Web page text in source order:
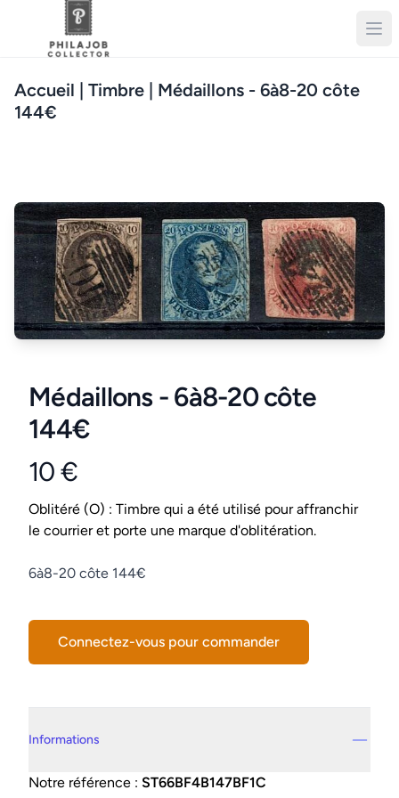
Accueil | Timbre | Médaillons - 6à8-20 côte
144€
Médaillons - 6à8-20 côte
144€
Product information
10 €
Conditions
Oblitéré (O) : Timbre qui a été utilisé pour affranchir
le courrier et porte une marque d'oblitération.
Description
6à8-20 côte 144€
Connectez-vous pour commander
Informations
Notre référence : ST66BF4B147BF1C